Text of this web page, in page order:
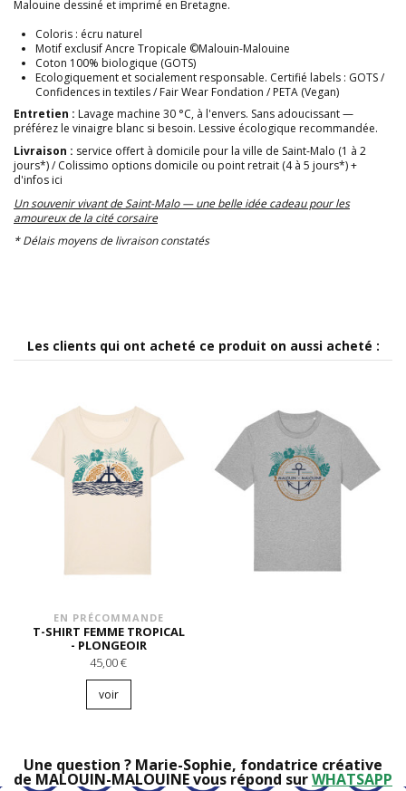
Malouine dessiné et imprimé en Bretagne.
Coloris : écru naturel
Motif exclusif Ancre Tropicale ©Malouin-Malouine
Coton 100% biologique (GOTS)
Ecologiquement et socialement responsable. Certifié labels : GOTS /
Confidences in textiles / Fair Wear Fondation / PETA (Vegan)
Entretien : Lavage machine 30 °C, à l'envers. Sans adoucissant —
préférez le vinaigre blanc si besoin. Lessive écologique recommandée.
Livraison : service offert à domicile pour la ville de Saint-Malo (1 à 2
jours*) / Colissimo options domicile ou point retrait (4 à 5 jours*)+
d'infos ici
Un souvenir vivant de Saint-Malo — une belle idée cadeau pour les
amoureux de la cité corsaire
* Délais moyens de livraison constatés
Les clients qui ont acheté ce produit on aussi acheté :
EN PRÉCOMMANDE
T-SHIRT FEMME TROPICAL
- PLONGEOIR
45,00 €
voir
Une question ? Marie-Sophie, fondatrice créative
de MALOUIN-MALOUINE vous répond surWHATSAPP